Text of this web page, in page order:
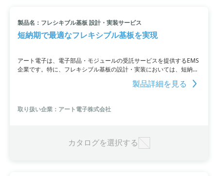
製品名：フレシキブル基板 設計・実装サービス
短納期で最適なフレキシブル基板を実現
アート電子は、電子部品・モジュールの受託サービスを提供するEMS
企業です。特に、フレキシブル基板の設計・実装においては、短納期
で最適な仕様をご提供しています。お客様の要求スペックを満たす基
板の仕様を作り上げるため、詳細ヒアリングによるカスタマイズも対
製品詳細を見る
取り扱い企業：アート電子株式会社
カタログを選択する